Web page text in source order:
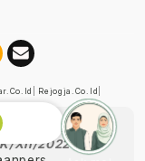
Rejogja.co.id
Pers
XII/2022